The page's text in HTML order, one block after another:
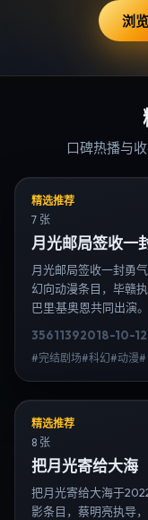
浏
口碑热播与
精选推荐
7 张
月光邮局签收一
月光邮局签收一封勇
幻向动漫条目，毕赣
巴里·基奥恩共同出演
连载信息，延伸检索
35611392018-10-12
#完结剧场#科幻#动漫#
精选推荐
8 张
把月光寄给大海
把月光寄给大海于
影条目，蔡明亮执导